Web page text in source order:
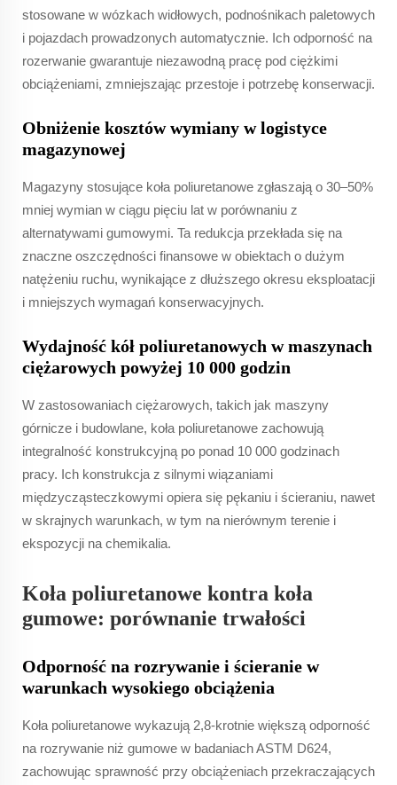
stosowane w wózkach widłowych, podnośnikach paletowych
i pojazdach prowadzonych automatycznie. Ich odporność na
rozerwanie gwarantuje niezawodną pracę pod ciężkimi
obciążeniami, zmniejszając przestoje i potrzebę konserwacji.
Obniżenie kosztów wymiany w logistyce
magazynowej
Magazyny stosujące koła poliuretanowe zgłaszają o 30–50%
mniej wymian w ciągu pięciu lat w porównaniu z
alternatywami gumowymi. Ta redukcja przekłada się na
znaczne oszczędności finansowe w obiektach o dużym
natężeniu ruchu, wynikające z dłuższego okresu eksploatacji
i mniejszych wymagań konserwacyjnych.
Wydajność kół poliuretanowych w maszynach
ciężarowych powyżej 10 000 godzin
W zastosowaniach ciężarowych, takich jak maszyny
górnicze i budowlane, koła poliuretanowe zachowują
integralność konstrukcyjną po ponad 10 000 godzinach
pracy. Ich konstrukcja z silnymi wiązaniami
międzycząsteczkowymi opiera się pękaniu i ścieraniu, nawet
w skrajnych warunkach, w tym na nierównym terenie i
ekspozycji na chemikalia.
Koła poliuretanowe kontra koła
gumowe: porównanie trwałości
Odporność na rozrywanie i ścieranie w
warunkach wysokiego obciążenia
Koła poliuretanowe wykazują 2,8-krotnie większą odporność
na rozrywanie niż gumowe w badaniach ASTM D624,
zachowując sprawność przy obciążeniach przekraczających